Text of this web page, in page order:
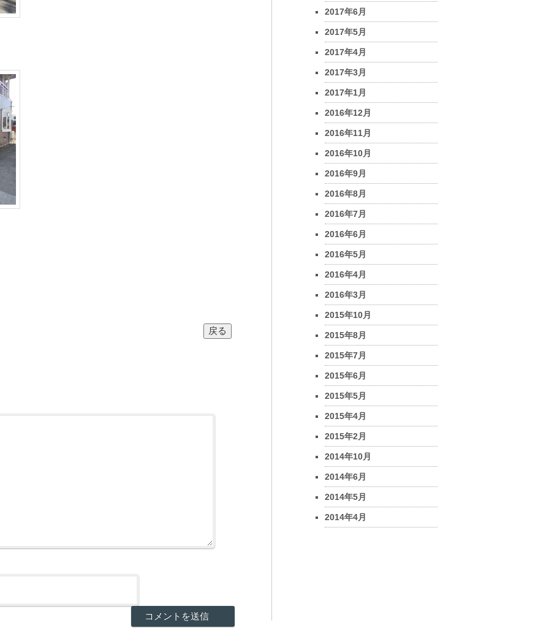
2017年6月
2017年5月
2017年4月
2017年3月
2017年1月
2016年12月
2016年11月
2016年10月
2016年9月
2016年8月
2016年7月
2016年6月
2016年5月
2016年4月
2016年3月
2015年10月
2015年8月
2015年7月
2015年6月
2015年5月
2015年4月
2015年2月
2014年10月
2014年6月
2014年5月
2014年4月